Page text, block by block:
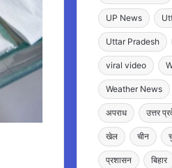
UP News
Uttar Pradesh
viral video
Weather News
अपराध उत्तर
खेल चीन
प्रशासन बिहार